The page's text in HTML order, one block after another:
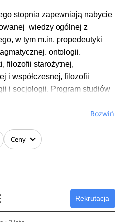
i realizować projekty.
znajomość języków
stopnia zapewniają nabycie
wiedzy ogólnej z
w tym m.in. propedeutyki
ontologii,
filozofii starożytnej,
i współczesnej, filozofii
i socjologii. Program studiów
zarówno z filozofią, jak i z
studenci mogą
studiów do swoich
na WFiS, są też zajęcia
tworzące trzy tematyczne
Rozwiń
Ceny
⋮ Rekrutacja